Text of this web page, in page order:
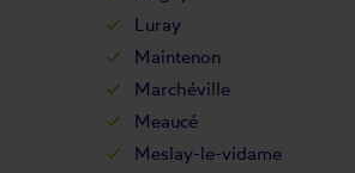
Luray
Maintenon
Marchéville
Meaucé
Meslay-le-vidame